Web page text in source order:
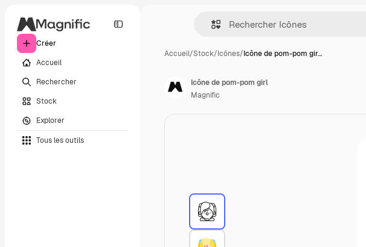
Créer
Accueil
Rechercher
Stock
Explorer
Tous les outils
Accueil/Stock/Icônes/Icône de pom-pom gir…
Icône de pom-pom girl
Magnific